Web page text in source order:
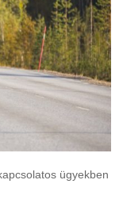
ügyekben